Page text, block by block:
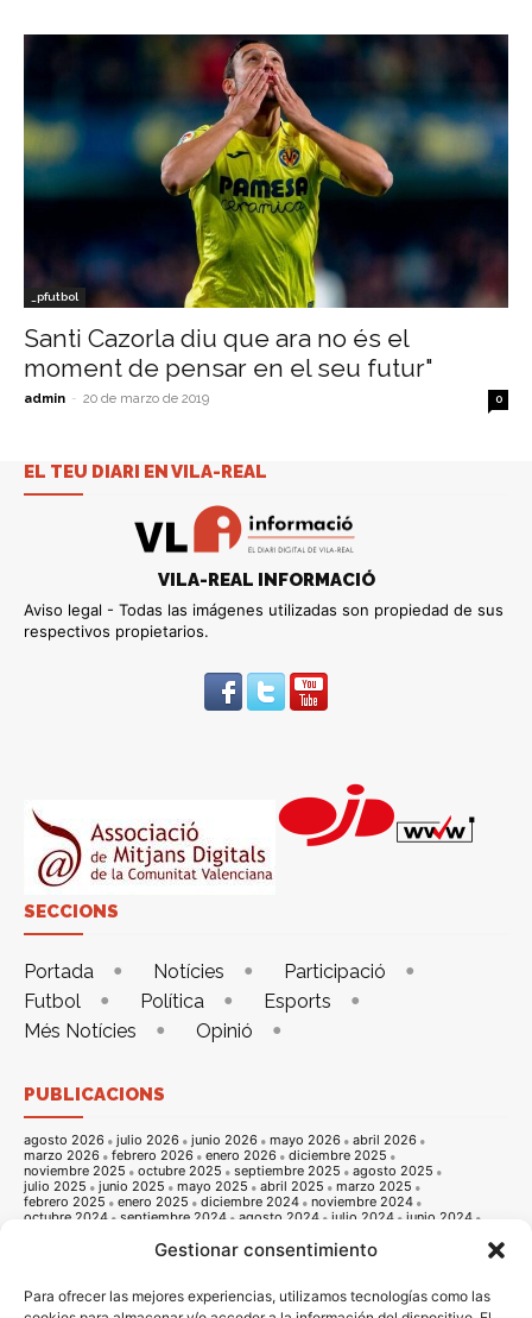
Gestionar consentimiento
Para ofrecer las mejores experiencias, utilizamos tecnologías como las
_pfutbol
Santi Cazorla diu que ara no és el
moment de pensar en el seu futur"
admin - 20 de marzo de 2019 0
EL TEU DIARI EN VILA-REAL
VILA-REAL INFORMACIÓ
Aviso legal - Todas las imágenes utilizadas son propiedad de sus
respectivos propietarios.
SECCIONS
Portada Notícies
Participació
Futbol
Política
Esports
Més Notícies
Opinió
PUBLICACIONS
agosto 2026 julio 2026 junio 2026 mayo 2026
abril 2026
marzo 2026
febrero 2026 enero 2026
diciembre 2025
noviembre 2025
octubre 2025 septiembre 2025
agosto 2025
julio 2025
junio 2025 mayo 2025 abril 2025
marzo 2025
febrero 2025
enero 2025 diciembre 2024
noviembre 2024
octubre 2024
septiembre 2024 agosto 2024 julio 2024
junio 2024
noviembre 2023 octubre 2023
septiembre 2023
noviembre 2022
octubre 2022 septiembre 2022
agosto 2022
julio 2022
junio 2022 mayo 2022 abril 2022
marzo 2022